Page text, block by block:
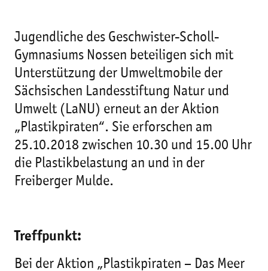
Jugendliche des Geschwister-Scholl-
Gymnasiums Nossen beteiligen sich mit
Unterstützung der Umweltmobile der
Sächsischen Landesstiftung Natur und
Umwelt (LaNU) erneut an der Aktion
„Plastikpiraten“. Sie erforschen am
25.10.2018 zwischen 10.30 und 15.00 Uhr
die Plastikbelastung an und in der
Freiberger Mulde.
Treffpunkt:
Bei der Aktion „Plastikpiraten – Das Meer